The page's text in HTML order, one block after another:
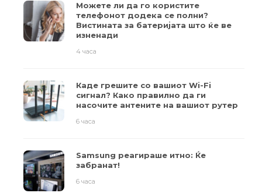
Можете ли да го користите
телефонот додека се полни?
Вистината за батеријата што ќе ве
изненади
4 часа
Каде грешите со вашиот Wi-Fi
сигнал? Како правилно да ги
насочите антените на вашиот рутер
6 часа
Samsung реагираше итно: Ќе
забранат!
6 часа